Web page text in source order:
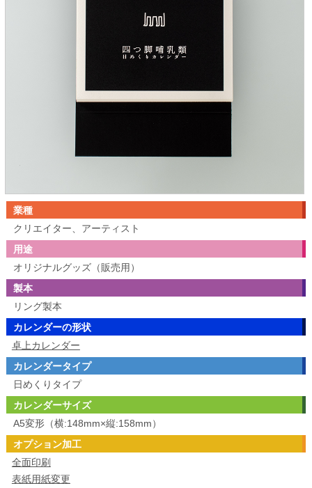
業種
クリエイター、アーティスト
用途
オリジナルグッズ（販売用）
製本
リング製本
カレンダーの形状
卓上カレンダー
カレンダータイプ
日めくりタイプ
カレンダーサイズ
A5変形（横:148mm×縦:158mm）
オプション加工
全面印刷
表紙用紙変更